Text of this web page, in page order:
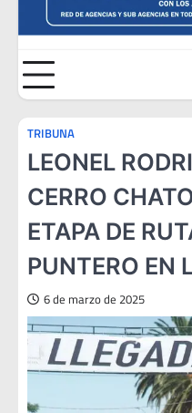
TRIBUNA
LEONEL
CERRO
ETAPA DE
PUNTERO EN
6 de marzo de 2025